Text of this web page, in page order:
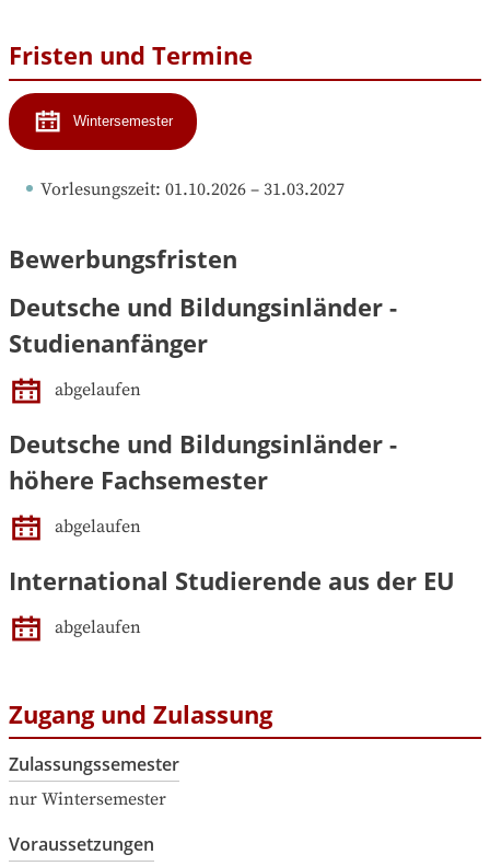
Fristen und Termine
Wintersemester
Vorlesungszeit: 01.10.2026 – 31.03.2027
Bewerbungsfristen
Deutsche und Bildungsinländer -
Studienanfänger
abgelaufen
Deutsche und Bildungsinländer -
höhere Fachsemester
abgelaufen
International Studierende aus der EU
abgelaufen
Zugang und Zulassung
Zulassungssemester
nur Wintersemester
Voraussetzungen